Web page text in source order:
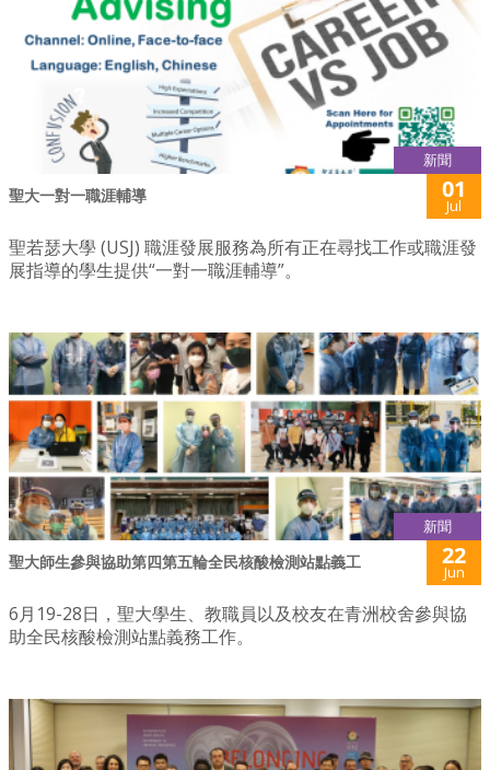
新聞
聖大一對一職涯輔導 01
Jul
聖若瑟大學 (USJ) 職涯發展服務為所有正在尋找工作或職涯發
展指導的學生提供“一對一職涯輔導”。
新聞
聖大師生參與協助第四第五輪全民核酸檢測站點義工 22
Jun
6月19-28日，聖大學生、教職員以及校友在青洲校舍參與協
助全民核酸檢測站點義務工作。